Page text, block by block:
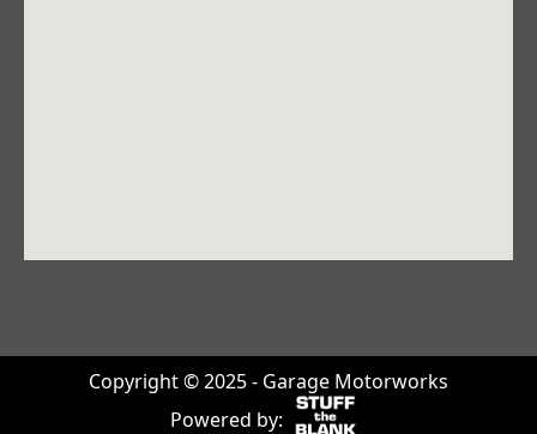
Copyright © 2025 - Garage Motorworks
Powered by: